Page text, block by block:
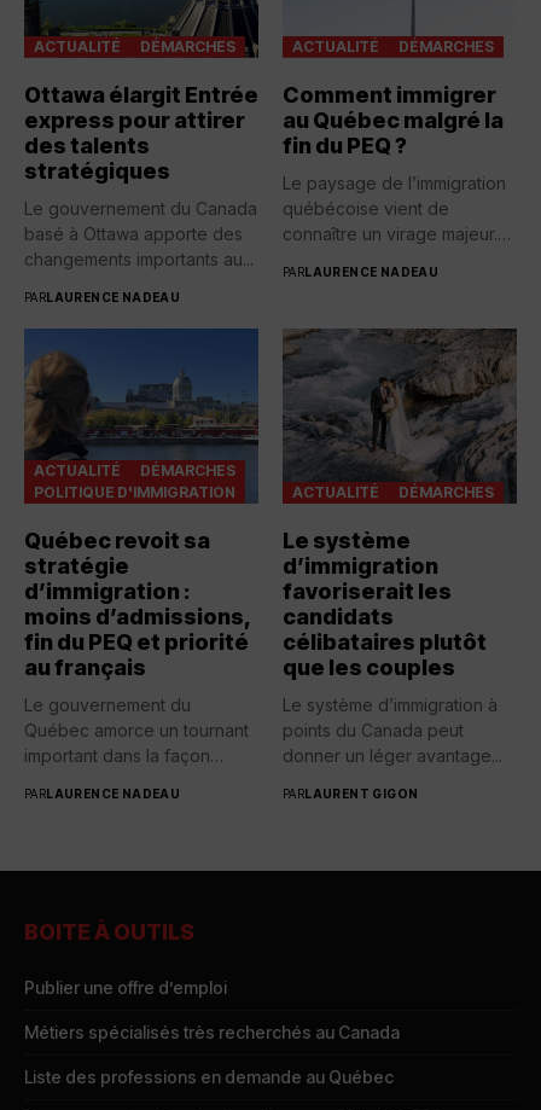
ACTUALITÉ DÉMARCHES
Ottawa élargit Entrée
express pour attirer
des talents
stratégiques
Le gouvernement du Canada
basé à Ottawa apporte des
changements importants au...
PARLAURENCE NADEAU
ACTUALITÉ DÉMARCHES
Comment immigrer
au Québec malgré la
fin du PEQ ?
Le paysage de l’immigration
québécoise vient de
connaître un virage majeur.
PARLAURENCE NADEAU
ACTUALITÉ
DÉMARCHES
POLITIQUE D'IMMIGRATION
Québec revoit sa
stratégie
d’immigration :
moins d’admissions,
fin du PEQ et priorité
au français
Le gouvernement du
Québec amorce un tournant
important dans la façon
PARLAURENCE NADEAU
ACTUALITÉ DÉMARCHES
Le système
d’immigration
favoriserait les
candidats
célibataires plutôt
que les couples
Le système d’immigration à
points du Canada peut
donner un léger avantage...
PARLAURENT GIGON
BOITE À OUTILS
Publier une offre d’emploi
Métiers spécialisés très recherchés au Canada
Liste des professions en demande au Québec